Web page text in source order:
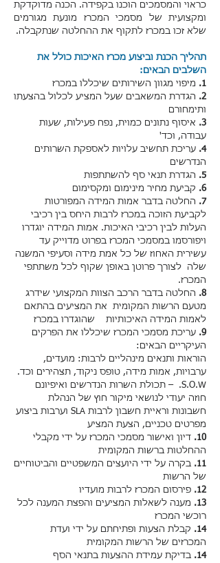
כראוי והמסמכים הוכנו בקפידה. הכנה מדוקדקת
ומקצועית של מסמכי המכרז מונעת מגורמים
שלא זכו במכרז לתקוף את ההחלטה שנתקבלה.
תהליך הכנת וביצוע מכרז האיכות כולל את
השלבים הבאים:
1.
מיפוי מגוון השירותים שיכללו במכרז
2.
הגדרת המשאבים שעל המציע לכלול בהצעתו
ותימחורם
3.
איסוף נתונים כמוית, נפח פעילות, שעות
עבודה, וכד'
4.
עריכת תחשיב עלויות לאספקת השרותים
הנדרשים
5.
הגדרת תנאי סף להשתתפות
6.
קביעת מחיר מינימום ומקסימום
7.
החלטה בדבר אמות המידה המפורטות
לקביעת הזוכה במכרז לרבות היחס בין רכיבי
העלות לבין רכיבי האיכות. אמות המידה יוגדרו
ויפורסמו במסמכי המכרז בפרוט מדוייק עד
עשירית האחוז של כל אמת מידה וסעיפי המשנה
שלה לצורך פרוטן באופן שקוף לכל משתתפי
המכרז.
8.
החלטה בדבר הרכב הצוות המקצועי שידרג
מטעם הרשות המקומית את המציעים בהתאם
לאמות המידה האיכותיות שהוגדרו במכרז
9.
עריכת מסמכי המכרז שיכללו את הפרקים
העיקריים הבאים:
הוראות ותנאים מינהליים לרבות: מועדים,
ערבויות, אמות מידה, טופס ניקוד, תצהירים וכד.
S.O.W. – תכולת השרות הנדרשים ואיפיונם
חוזה יעודי לנושאי מיקור חוץ של הנהלת
חשבונות וראיית חשבון לרבות SLA וערבות ביצוע
מפרטים טכניים, הצעת המציע
10.
דיון ואישור מסמכי המכרז על ידי מקבלי
ההחלטות ברשות המקומית
11.
בקרה על ידי היועצים המשפטיים והביטוחיים
של הרשות
12.
פירסום המכרז לרבות מועדיו
13.
מענה לשאלות המציעים והפצת המענה לכל
רוכשי המכרז
14.
קבלת הצעות ופתיחתם על ידי ועדת
המכרזים של הרשות המקומית
14.
בדיקת עמידת ההצעות בתנאי הסף